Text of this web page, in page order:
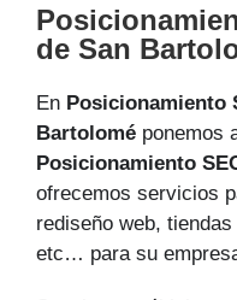
de San
En Posicionamiento
Bartolomé ponemos
Posicionamiento
ofrecemos servicios
rediseño web,
etc… para su